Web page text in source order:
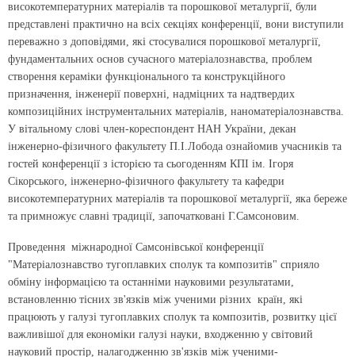
високотемпературних матеріалів та порошкової металургії, були
представлені практично на всіх секціях конференції, вони виступили
переважно з доповідями, які стосувалися порошкової металургії,
фундаментальних основ сучасного матеріалознавства, проблем
створення кераміки функціонального та конструкційного
призначення, інженерії поверхні, надміцних та надтвердих
композиційних інструментальних матеріалів, наноматеріалознавства.
У вітальному слові член-кореспондент НАН України, декан
інженерно-фізичного факультету П.І.Лобода ознайомив учасників та
гостей конференції з історією та сьогоденням КПІ ім. Ігоря
Сікорського, інженерно-фізичного факультету та кафедри
високотемпературних матеріалів та порошкової металургії, яка береже
та примножує славні традиції, започатковані Г.Самсоновим.
Проведення міжнародної Самсонівської конференції
"Матеріалознавство тугоплавких сполук та композитів" сприяло
обміну інформацією та останніми науковими результатами,
встановленню тісних зв'язків між ученими різних країн, які
працюють у галузі тугоплавких сполук та композитів, розвитку цієї
важливішої для економіки галузі науки, входженню у світовий
науковий простір, налагодженню зв'язків між ученими-